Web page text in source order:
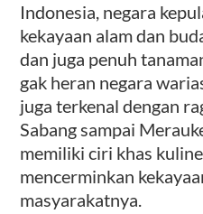
Indonesia, negara
kekayaan alam dan
dan juga penuh
gak heran negara
juga terkenal dengan
Sabang sampai
memiliki ciri khas
mencerminkan
masyarakatnya.